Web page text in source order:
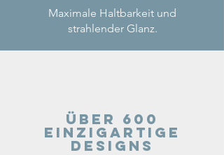
Maximale Haltbarkeit und
strahlender Glanz.
Über 600
einzigartige
Designs